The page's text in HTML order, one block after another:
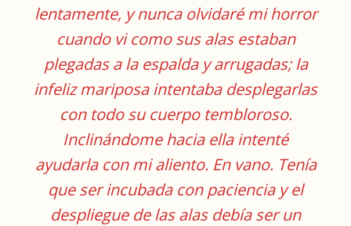
lentamente, y nunca olvidaré mi horror
cuando vi como sus alas estaban
plegadas a la espalda y arrugadas; la
infeliz mariposa intentaba desplegarlas
con todo su cuerpo tembloroso.
Inclinándome hacia ella intenté
ayudarla con mi aliento. En vano. Tenía
que ser incubada con paciencia y el
despliegue de las alas debía ser un